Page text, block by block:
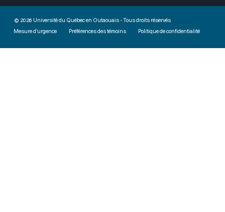
© 2026 Université du Québec en Outaouais - Tous droits réservés
Mesure d'urgence
Préférences des témoins Politique de confidentialité